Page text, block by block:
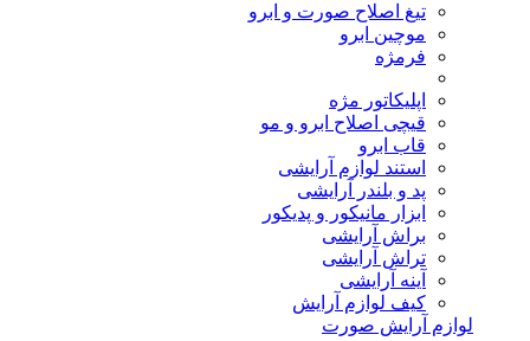
تیغ اصلاح صورت و ابرو
موچین ابرو
فرمژه
اپلیکاتور مژه
قیچی اصلاح ابرو و مو
قاب ابرو
استند لوازم آرایشی
پد و بلندر آرایشی
ابزار مانیکور و پدیکور
براش آرایشی
تراش آرایشی
آینه آرایشی
کیف لوازم آرایش
لوازم آرایش صورت